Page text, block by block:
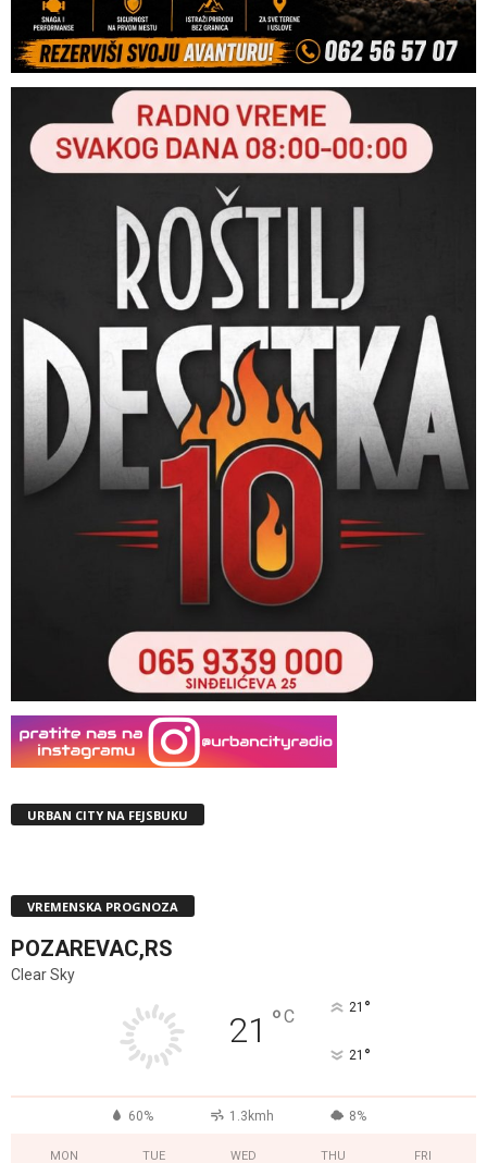
URBAN CITY NA FEJSBUKU
VREMENSKA PROGNOZA
POZAREVAC,RS
Clear Sky
21 °C 21 °
21 °
60% 1.3kmh 8%
MON TUE WED THU FRI